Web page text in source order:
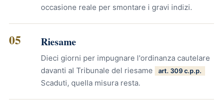
occasione reale per smontare i gravi indizi.
05 Riesame
Dieci giorni per impugnare l'ordinanza cautelare
davanti al Tribunale del riesame
art. 309 c.p.p.
Scaduti, quella misura resta.